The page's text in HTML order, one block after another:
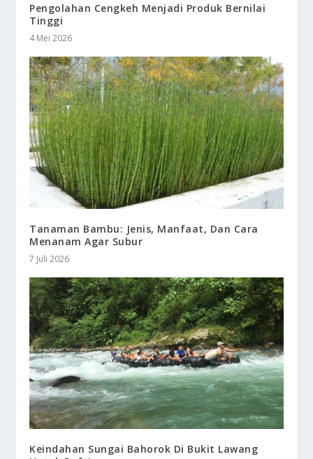
Pengolahan Cengkeh Menjadi Produk Bernilai
Tinggi
4 Mei 2026
Tanaman Bambu: Jenis, Manfaat, Dan Cara
Menanam Agar Subur
7 Juli 2026
Keindahan Sungai Bahorok Di Bukit Lawang